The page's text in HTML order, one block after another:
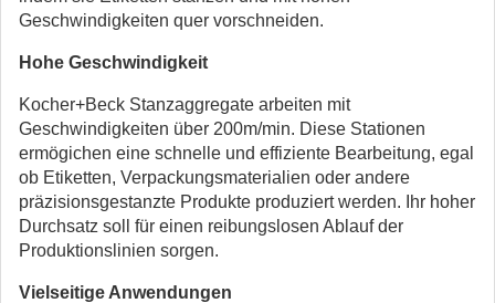
Geschwindigkeiten quer vorschneiden.
Hohe Geschwindigkeit
Kocher+Beck Stanzaggregate arbeiten mit
Geschwindigkeiten über 200m/min. Diese Stationen
ermögichen eine schnelle und effiziente Bearbeitung, egal
ob Etiketten, Verpackungsmaterialien oder andere
präzisionsgestanzte Produkte produziert werden. Ihr hoher
Durchsatz soll für einen reibungslosen Ablauf der
Produktionslinien sorgen.
Vielseitige Anwendungen